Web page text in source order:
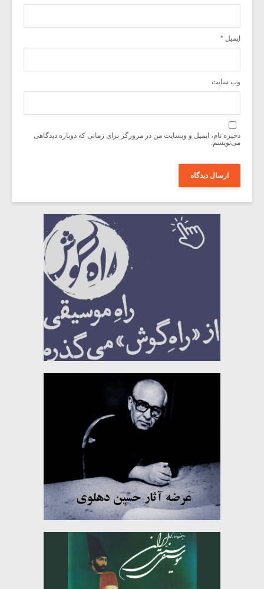
ایمیل *
وب‌ سایت
ذخیره نام، ایمیل و وبسایت من در مرورگر برای زمانی که دوباره دیدگاهی
می‌نویسم.